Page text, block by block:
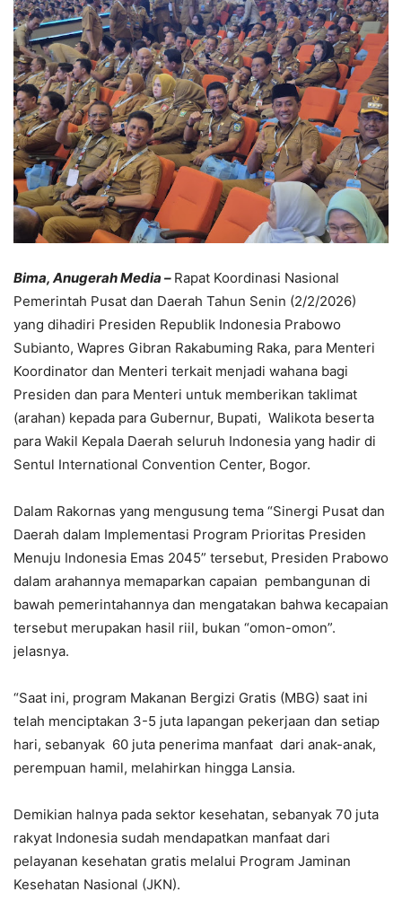
Bima, Anugerah Media – Rapat Koordinasi Nasional
Pemerintah Pusat dan Daerah Tahun Senin (2/2/2026)
yang dihadiri Presiden Republik Indonesia Prabowo
Subianto, Wapres Gibran Rakabuming Raka, para Menteri
Koordinator dan Menteri terkait menjadi wahana bagi
Presiden dan para Menteri untuk memberikan taklimat
(arahan) kepada para Gubernur, Bupati, Walikota beserta
para Wakil Kepala Daerah seluruh Indonesia yang hadir di
Sentul International Convention Center, Bogor.
Dalam Rakornas yang mengusung tema “Sinergi Pusat dan
Daerah dalam Implementasi Program Prioritas Presiden
Menuju Indonesia Emas 2045” tersebut, Presiden Prabowo
dalam arahannya memaparkan capaian pembangunan di
bawah pemerintahannya dan mengatakan bahwa kecapaian
tersebut merupakan hasil riil, bukan “omon-omon”.
jelasnya.
“Saat ini, program Makanan Bergizi Gratis (MBG) saat ini
telah menciptakan 3-5 juta lapangan pekerjaan dan setiap
hari, sebanyak 60 juta penerima manfaat dari anak-anak,
perempuan hamil, melahirkan hingga Lansia.
Demikian halnya pada sektor kesehatan, sebanyak 70 juta
rakyat Indonesia sudah mendapatkan manfaat dari
pelayanan kesehatan gratis melalui Program Jaminan
Kesehatan Nasional (JKN).